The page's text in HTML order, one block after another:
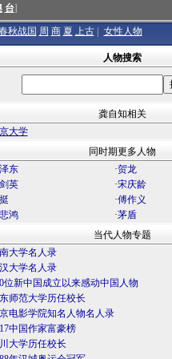
台]
秋战国 周 商 夏 上古 女性人物
人物搜索
龚自知相关
大学
同时期更多人物
东 ·贺龙
英 ·宋庆龄
·傅作义
鸿 ·茅盾
当代人物专题
大学名人录
大学名人录
位新中国成立以来感动中国人物
师范大学历任校长
电影学院知名人物名人录
中国作家富豪榜
大学历任校长